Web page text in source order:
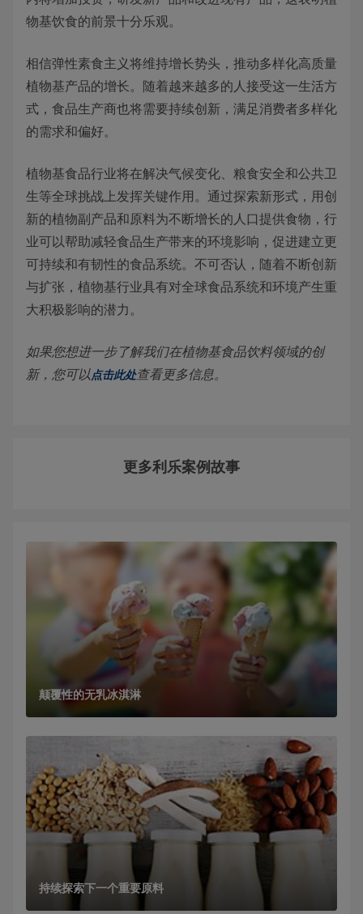
物基饮食的前景十分乐观。
相信弹性素食主义将维持增长势头，推动多样化高质量
植物基产品的增长。随着越来越多的人接受这一生活方
式，食品生产商也将需要持续创新，满足消费者多样化
的需求和偏好。
植物基食品行业将在解决气候变化、粮食安全和公共卫
生等全球挑战上发挥关键作用。通过探索新形式，用创
新的植物副产品和原料为不断增长的人口提供食物，行
业可以帮助减轻食品生产带来的环境影响，促进建立更
可持续和有韧性的食品系统。不可否认，随着不断创新
与扩张，植物基行业具有对全球食品系统和环境产生重
大积极影响的潜力。
如果您想进一步了解我们在植物基食品饮料领域的创
新，您可以点击此处查看更多信息。
更多利乐案例故事
颠覆性的无乳冰淇淋
持续探索下一个重要原料